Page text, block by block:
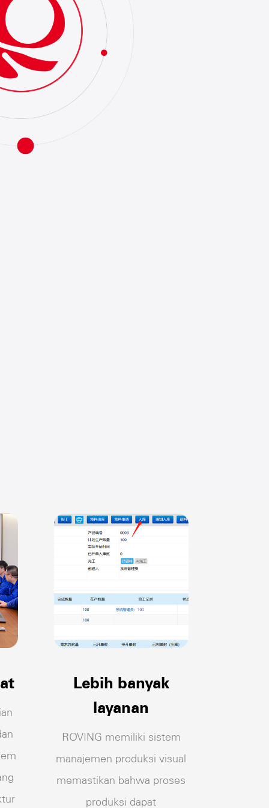
Lebih banyak
layanan
ROVING memiliki sistem
manajemen produksi visual
memastikan bahwa proses
produksi dapat